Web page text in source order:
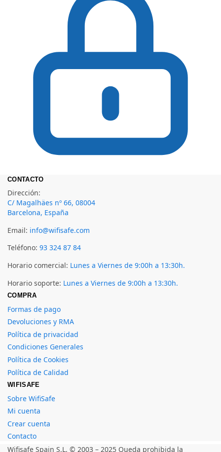
CONTACTO
Dirección:
C/ Magalhäes nº 66, 08004
Barcelona, España
Email: info@wifisafe.com
Teléfono: 93 324 87 84
Horario comercial: Lunes a Viernes de 9:00h a 13:30h.
Horario soporte: Lunes a Viernes de 9:00h a 13:30h.
COMPRA
Formas de pago
Devoluciones y RMA
Política de privacidad
Condiciones Generales
Política de Cookies
Política de Calidad
WIFISAFE
Sobre WifiSafe
Mi cuenta
Crear cuenta
Contacto
Wifisafe Spain S.L. © 2003 – 2025 Queda prohibida la